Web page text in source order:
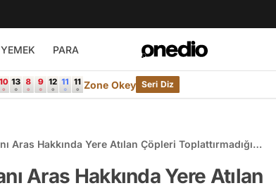
YEMEK PARA
Zone Okey Seri Diz
Aras Hakkında Yere Atılan Çöpleri Toplattırmadığı
Aras Hakkında Yere Atılan